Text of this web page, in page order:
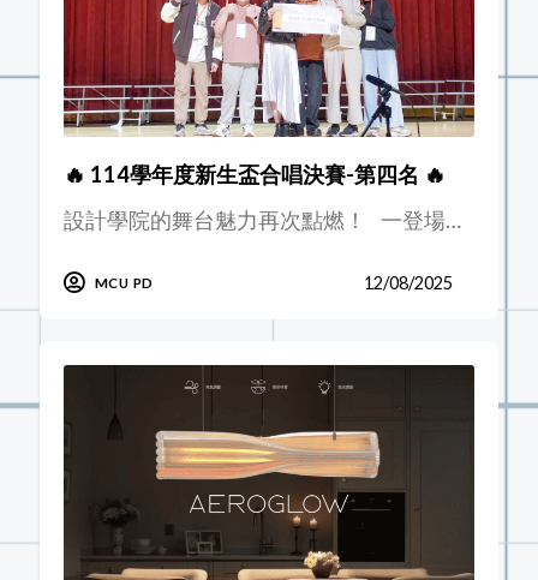
🔥 114學年度新生盃合唱決賽-第四名 🔥
設計學院的舞台魅力再次點燃！ 一登場…
MCU PD 12/08/2025